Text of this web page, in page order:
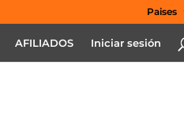
Paises
AFILIADOS Iniciar sesión